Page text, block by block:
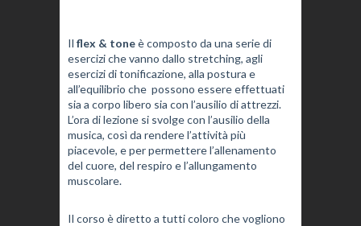
Il flex & toneè composto da una serie di
esercizi che vanno dallo stretching, agli
esercizi di tonificazione, alla postura e
all’equilibrio che possono essere effettuati
sia a corpo libero sia con l’ausilio di attrezzi.
L’ora di lezione si svolge con l’ausilio della
musica, così da rendere l’attività più
piacevole, e per permettere l’allenamento
del cuore, del respiro e l’allungamento
muscolare.
Il corso è diretto a tutti coloro che vogliono